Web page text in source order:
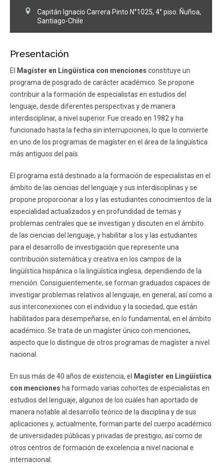
Capitán Ignacio Carrera Pinto N°1025, 4° piso. Ñuñoa,
Santiago-Chile
Presentación
El Magíster en Lingüística con menciones constituye un
programa de posgrado de carácter académico. Se propone
contribuir a la formación de especialistas en estudios del
lenguaje, desde diferentes perspectivas y de manera
interdisciplinar, a nivel superior. Fue creado en 1982 y ha
funcionado hasta la fecha sin interrupciones, lo que lo convierte
en uno de los programas de magíster en el área de la lingüística
más antiguos del país.
El programa está destinado a la formación de especialistas en el
ámbito de las ciencias del lenguaje y sus interdisciplinas y se
propone proporcionar a los y las estudiantes conocimientos de la
especialidad actualizados y en profundidad de temas y
problemas centrales que se investigan y discuten en el ámbito
de las ciencias del lenguaje, y habilitar a los y las estudiantes
para el desarrollo de investigación que represente una
contribución sistemática y creativa en los campos de la
lingüística hispánica o la lingüística inglesa, dependiendo de la
mención. Consiguientemente, se forman graduados capaces de
investigar problemas relativos al lenguaje, en general, así como a
sus interconexiones con el individuo y la sociedad, que están
habilitados para desempeñarse, en lo fundamental, en el ámbito
académico. Se trata de un magíster único con menciones,
aspecto que lo distingue de otros programas de magíster a nivel
nacional.
En sus más de 40 años de existencia, el
Magíster en Lingüística
con menciones ha formado varias cohortes de especialistas en
estudios del lenguaje, algunos de los cuales han aportado de
manera notable al desarrollo teórico de la disciplina y de sus
aplicaciones y, actualmente, forman parte del cuerpo académico
de universidades públicas y privadas de prestigio, así como de
otros centros de formación de excelencia a nivel nacional e
internacional.